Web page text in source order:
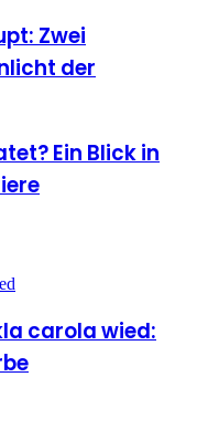
Zwei
der
Ein Blick in
carola wied: